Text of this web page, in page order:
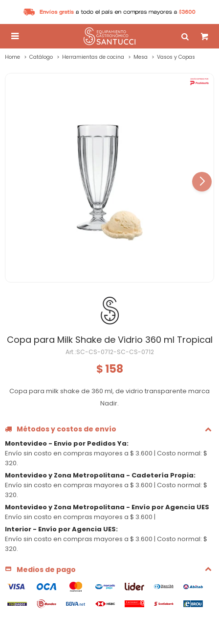

Home Catálogo Herramientas de cocina Mesa Vasos y Copas
Copa para Milk Shake de Vidrio 360 ml Tropical
SC-CS-0712-SC-CS-0712
$ 158
Copa para milk shake de 360 ml, de vidrio transparente marca
Nadir.
Métodos y costos de envío
Montevideo - Envio por Pedidos Ya:
Envío sin costo en compras mayores a $ 3.600 | Costo normal: $
320.
Montevideo y Zona Metropolitana - Cadetería Propia:
Envío sin costo en compras mayores a $ 3.600 | Costo normal: $
320.
Montevideo y Zona Metropolitana - Envío por Agencia UES
Envío sin costo en compras mayores a $ 3.600 |
Interior - Envío por Agencia UES:
Envío sin costo en compras mayores a $ 3.600 | Costo normal: $
320.
Medios de pago